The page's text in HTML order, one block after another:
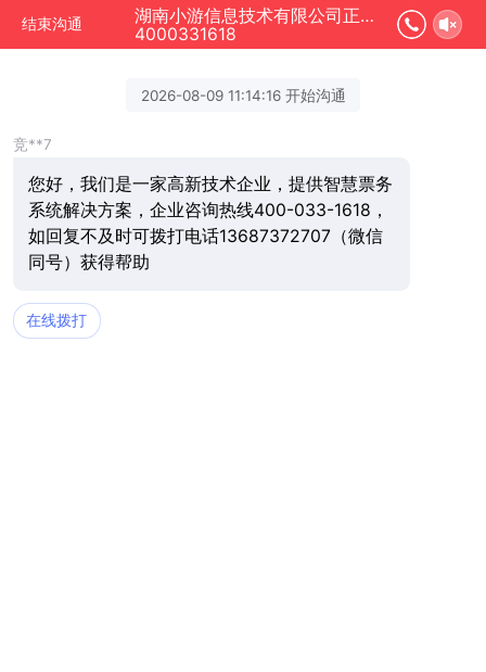
结束沟通
湖南小游信息技术有限公司正在为您服务
4000331618
2026-08-09 11:14:16 开始沟通
竞**7
您好，我们是一家高新技术企业，提供智慧票务
系统解决方案，企业咨询热线400-033-1618，
如回复不及时可拨打电话13687372707（微信
同号）获得帮助
在线拨打